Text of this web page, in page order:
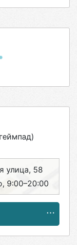
улица, 58
9:00–20:00